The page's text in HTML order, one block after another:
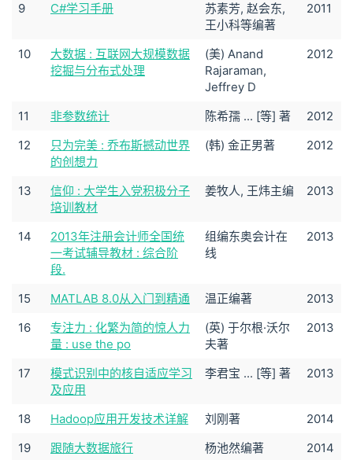
9
C#学习手册
苏素芳, 赵会东,
王小科等编著
2011
10
大数据 : 互联网大规模数据
挖掘与分布式处理
(美) Anand
Rajaraman,
Jeffrey D
2012
11 非参数统计 陈希孺 ... [等] 著
2012
12
只为完美 : 乔布斯撼动世界
的创想力
(韩) 金正男著 2012
13
信仰 : 大学生入党积极分子
培训教材
姜牧人, 王炜主编 2013
14
2013年注册会计师全国统
一考试辅导教材 : 综合阶
段.
组编东奥会计在
线
2013
15 MATLAB 8.0从入门到精通 温正编著
2013
16
专注力 : 化繁为简的惊人力
量 : use the po
(英) 于尔根·沃尔
夫著
2013
17
模式识别中的核自适应学习
及应用
李君宝 ... [等] 著 2013
18 Hadoop应用开发技术详解 刘刚著
2014
19
跟随大数据旅行 杨池然编著 2014